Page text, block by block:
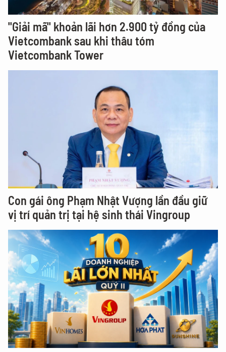
"Giải mã" khoản lãi hơn 2.900 tỷ đồng của
Vietcombank sau khi thâu tóm
Vietcombank Tower
Con gái ông Phạm Nhật Vượng lần đầu giữ
vị trí quản trị tại hệ sinh thái Vingroup